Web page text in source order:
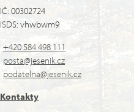
IČ: 00302724
ISDS: vhwbwm9
+420 584 498 111
posta@jesenik.cz
podatelna@jesenik.cz
Kontakty